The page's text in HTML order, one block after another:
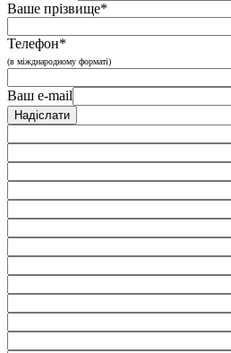
Ваше прізвище*
Телефон*
(в міжднародному форматі)
Ваш e-mail